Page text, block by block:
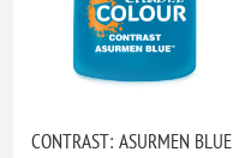
CONTRAST: ASURMEN BLUE